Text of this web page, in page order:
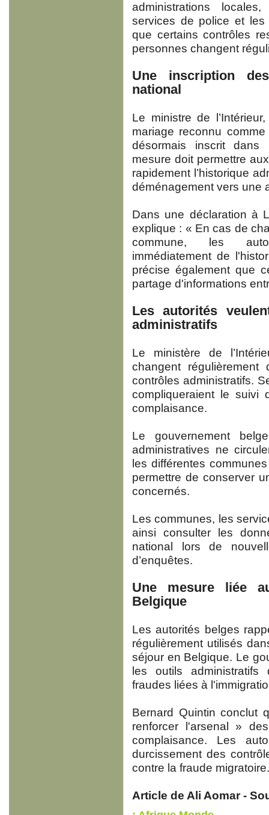
administrations
services de police et les
que certains contrôles
personnes changent
Une inscription
national
Le ministre de
mariage reconnu
désormais inscrit
mesure doit permettre
rapidement l’historique
déménagement vers une
Dans une déclaration à
explique : « En cas de
commune, les
immédiatement de
précise également que
partage d'informations
Les autorités
administratifs
Le ministère de
changent régulièrement
contrôles administratifs.
compliqueraient le suivi
complaisance.
Le gouvernement
administratives ne
les différentes
permettre de conserver
concernés.
Les communes, les
ainsi consulter les
national lors de
d’enquêtes.
Une mesure liée
Belgique
Les autorités belges
régulièrement utilisés
séjour en Belgique. Le
les outils
fraudes liées à
Bernard Quintin conclut
renforcer l'arsenal »
complaisance. Les
durcissement des
contre la fraude migratoire.
Article de Ali Aomar -